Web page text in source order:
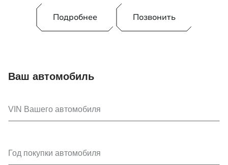
Подробнее Позвонить
Ваш автомобиль
VIN Вашего автомобиля
Год покупки автомобиля